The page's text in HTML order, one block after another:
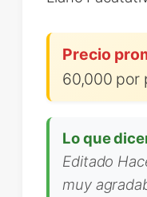
Precio
60,000 por
Lo que
Editado
muy